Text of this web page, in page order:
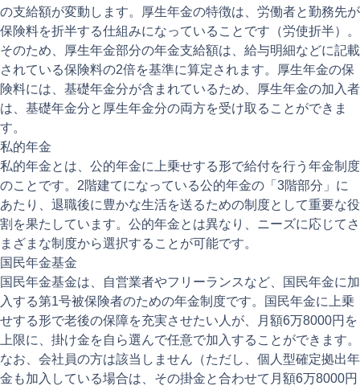
の支給額が変動します。厚生年金の特徴は、労働者と勤務先が
保険料を折半する仕組みになっていることです（労使折半）。
そのため、厚生年金部分の年金支給額は、給与明細などに記載
されている保険料の2倍を基準に算定されます。厚生年金の保
険料には、基礎年金分が含まれているため、厚生年金の加入者
は、基礎年金分と厚生年金分の両方を受け取ることができま
す。
私的年金
私的年金とは、公的年金に上乗せする形で給付を行う年金制度
のことです。2階建てになっている公的年金の「3階部分」に
あたり、退職後に豊かな生活を送るための制度として重要な役
割を果たしています。公的年金とは異なり、ニーズに応じてさ
まざまな制度から選択することが可能です。
国民年金基金
国民年金基金は、自営業者やフリーランスなど、国民年金に加
入する第1号被保険者のための年金制度です。国民年金に上乗
せする形で老後の保障を充実させたい人が、月額6万8000円を
上限に、掛け金を自ら選んで任意で加入することができます。
なお、会社員の方は該当しません（ただし、個人型確定拠出年
金も加入している場合は、その掛金と合わせて月額6万8000円